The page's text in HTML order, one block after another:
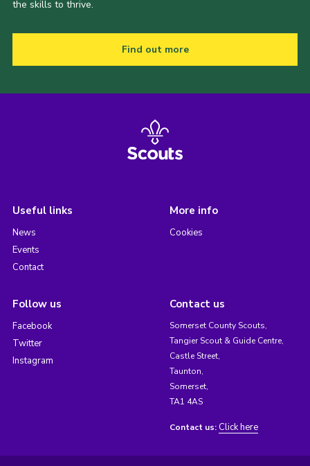
the skills to thrive.
Find out more
Useful links
News
Events
Contact
More info
Cookies
Follow us
Facebook
Twitter
Instagram
Contact us
Somerset County Scouts,
Tangier Scout & Guide Centre,
Castle Street,
Taunton,
Somerset,
TA1 4AS
Contact us: Click here